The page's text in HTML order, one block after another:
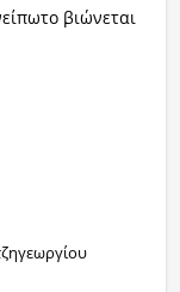
βιώνεται